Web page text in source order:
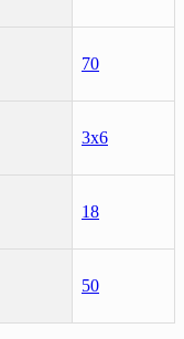
70
3х6
18
50